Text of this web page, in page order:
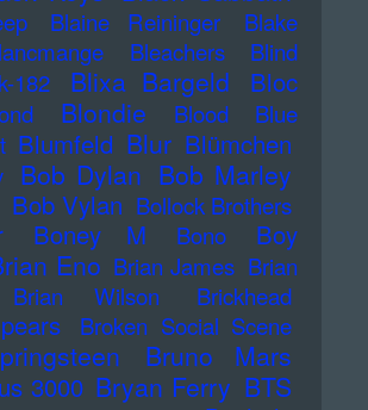
Blaine Reininger
Blake
Bleachers
Blind
182 Blixa Bargeld
Bloc
Blondie Blood
Blue
Blumfeld Blur Blümchen
Bob Dylan Bob Marley
Bob Vylan Bollock Brothers
Boney M Bono
Boy
Eno Brian James Brian
Brian Wilson Brickhead
Broken Social Scene
Bruno Mars
3000 Bryan Ferry BTS